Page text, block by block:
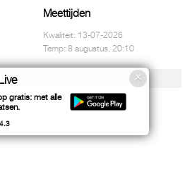
Meettijden
Kwaliteit: 13-07-2026
Temp: 8 augustus, 20:10
gratis: met alle
4.3